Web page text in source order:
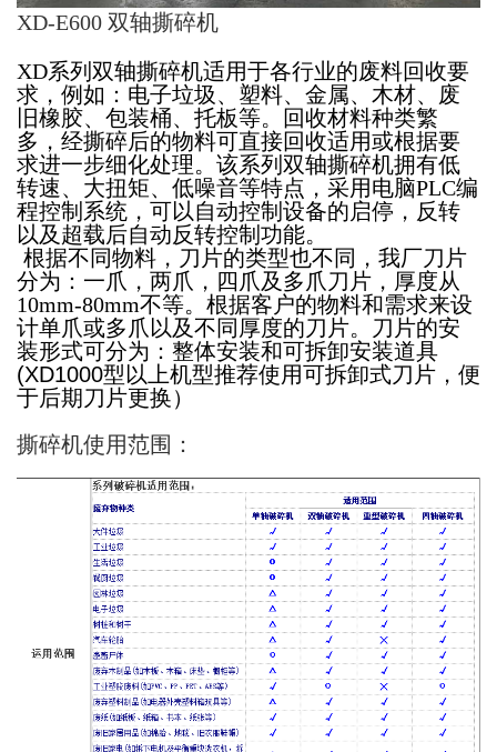
XD-E600 双轴撕碎机
XD系列双轴撕碎机适用于各行业的废料回收要
求，例如：电子垃圾、塑料、金属、木材、废
旧橡胶、包装桶、托板等。回收材料种类繁
多，经撕碎后的物料可直接回收适用或根据要
求进一步细化处理。该系列双轴撕碎机拥有低
转速、大扭矩、低噪音等特点，采用电脑PLC编
程控制系统，可以自动控制设备的启停，反转
以及超载后自动反转控制功能。
根据不同物料，刀片的类型也不同，我厂刀片
分为：一爪，两爪，四爪及多爪刀片，厚度从
10mm-80mm不等。根据客户的物料和需求来设
计单爪或多爪以及不同厚度的刀片。刀片的安
装形式可分为：整体安装和可拆卸安装道具
(XD1000型以上机型推荐使用可拆卸式刀片，便
于后期刀片更换）
撕碎机使用范围：